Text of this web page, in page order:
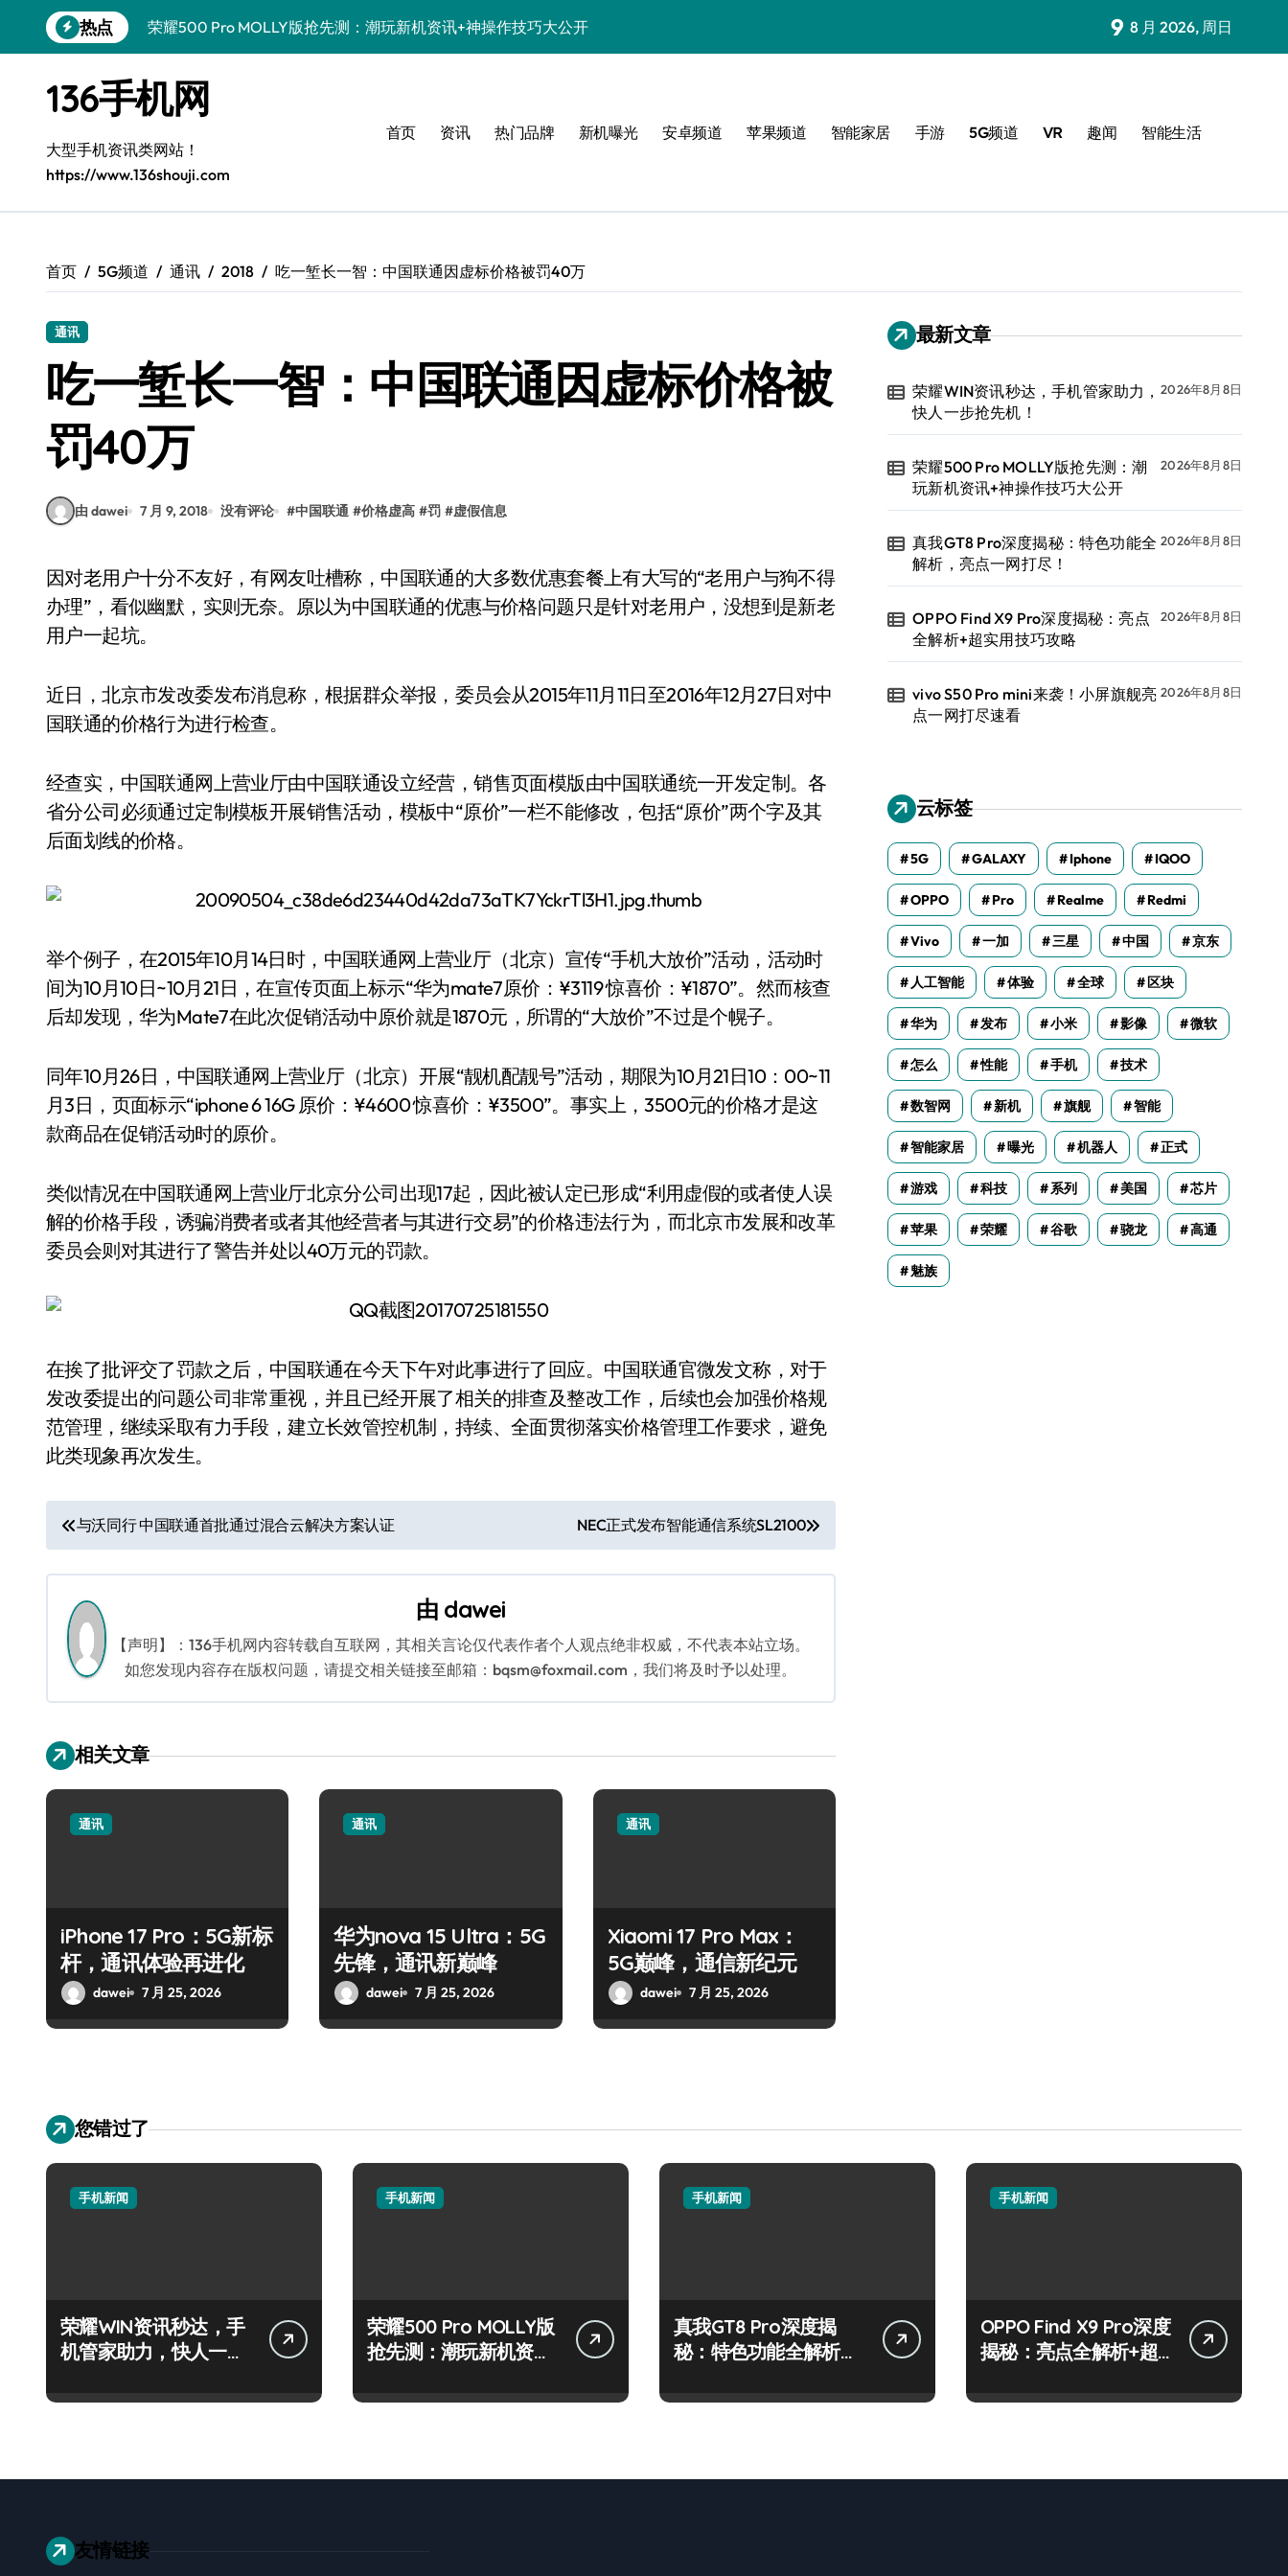
到
热点
荣耀500 Pro MOLLY版抢先测：潮玩新机资讯+神操作技巧大公开
OPPO Find X9 Pro深度揭秘：亮点全解析+超实用技巧攻略
vivo S50 Pro mini来袭！小屏旗舰亮点一网打尽速看
REDMI K90深度揭秘：性能影像续航，亮点配置全曝光！
华为nova 15 Ultra新功能解锁，速览优惠别错过！
三星W26重磅来袭！速览资讯，解锁智能科技新魅力！
荣耀WIN资讯秒达，手机管家助力，快人一步抢先机！
9 8 月 2026, 周日
136手机网
大型手机资讯类网站！
https://www.136shouji.com
首页 资讯 热门品牌 新机曝光 安卓频道 苹果频道 智能家居 手游 5G频道 VR 趣闻 智能生活
首页 5G频道 通讯 2018 吃一堑长一智：中国联通因虚标价格被罚40万
通讯
吃一堑长一智：中国联通因虚标价格被
罚40万
由 dawei 7 月 9, 2018 没有评论 #中国联通 #价格虚高 #罚 #虚假信息
因对老用户十分不友好，有网友吐槽称，中国联通的大多数优惠套餐上有大写的“老用户与狗不得
办理”，看似幽默，实则无奈。原以为中国联通的优惠与价格问题只是针对老用户，没想到是新老
用户一起坑。
近日，北京市发改委发布消息称，根据群众举报，委员会从2015年11月11日至2016年12月27日对中
国联通的价格行为进行检查。
经查实，中国联通网上营业厅由中国联通设立经营，销售页面模版由中国联通统一开发定制。各
省分公司必须通过定制模板开展销售活动，模板中“原价”一栏不能修改，包括“原价”两个字及其
后面划线的价格。
举个例子，在2015年10月14日时，中国联通网上营业厅（北京）宣传“手机大放价”活动，活动时
间为10月10日~10月21日，在宣传页面上标示“华为mate7原价：¥3119 惊喜价：¥1870”。然而核查
后却发现，华为Mate7在此次促销活动中原价就是1870元，所谓的“大放价”不过是个幌子。
同年10月26日，中国联通网上营业厅（北京）开展“靓机配靓号”活动，期限为10月21日10：00~11
月3日，页面标示“iphone 6 16G 原价：¥4600 惊喜价：¥3500”。事实上，3500元的价格才是这
款商品在促销活动时的原价。
类似情况在中国联通网上营业厅北京分公司出现17起，因此被认定已形成“利用虚假的或者使人误
解的价格手段，诱骗消费者或者其他经营者与其进行交易”的价格违法行为，而北京市发展和改革
委员会则对其进行了警告并处以40万元的罚款。
在挨了批评交了罚款之后，中国联通在今天下午对此事进行了回应。中国联通官微发文称，对于
发改委提出的问题公司非常重视，并且已经开展了相关的排查及整改工作，后续也会加强价格规
范管理，继续采取有力手段，建立长效管控机制，持续、全面贯彻落实价格管理工作要求，避免
此类现象再次发生。
文
章
导
航
与沃同行 中国联通首批通过混合云解决方案认证 NEC正式发布智能通信系统SL2100
由 dawei
【声明】：136手机网内容转载自互联网，其相关言论仅代表作者个人观点绝非权威，不代表本站立场。
如您发现内容存在版权问题，请提交相关链接至邮箱：bqsm@foxmail.com，我们将及时予以处理。
相关文章
通讯
iPhone 17 Pro：5G新标
杆，通讯体验再进化
dawei 7 月 25, 2026
通讯
华为nova 15 Ultra：5G
先锋，通讯新巅峰
dawei 7 月 25, 2026
通讯
Xiaomi 17 Pro Max：
5G巅峰，通信新纪元
dawei 7 月 25, 2026
最新文章
荣耀WIN资讯秒达，手机管家助力，
快人一步抢先机！
2026年8月8日
荣耀500 Pro MOLLY版抢先测：潮
玩新机资讯+神操作技巧大公开
2026年8月8日
真我GT8 Pro深度揭秘：特色功能全
解析，亮点一网打尽！
2026年8月8日
OPPO Find X9 Pro深度揭秘：亮点
全解析+超实用技巧攻略
2026年8月8日
vivo S50 Pro mini来袭！小屏旗舰亮
点一网打尽速看
2026年8月8日
云标签
5G GALAXY Iphone IQOO
OPPO Pro Realme Redmi
Vivo 一加 三星 中国 京东
人工智能 体验 全球 区块
华为 发布 小米 影像 微软
怎么 性能 手机 技术
数智网 新机 旗舰 智能
智能家居 曝光 机器人 正式
游戏 科技 系列 美国 芯片
苹果 荣耀 谷歌 骁龙 高通
魅族
您错过了
手机新闻
荣耀WIN资讯秒达，手
机管家助力，快人一步
手机新闻
荣耀500 Pro MOLLY版
抢先测：潮玩新机资讯
手机新闻
真我GT8 Pro深度揭
秘：特色功能全解析，
手机新闻
OPPO Find X9 Pro深度
揭秘：亮点全解析+超
友情链接